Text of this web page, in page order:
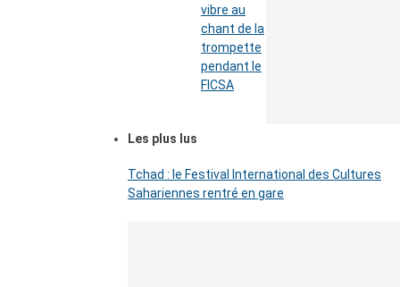
vibre au
chant de la
trompette
pendant le
FICSA
Les plus lus
Tchad : le Festival International des Cultures
Sahariennes rentré en gare